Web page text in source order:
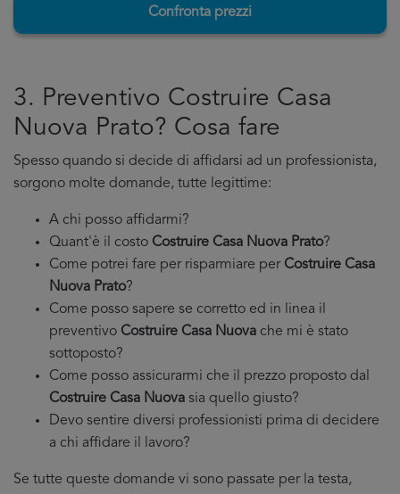
Confronta prezzi
3. Preventivo Costruire Casa
Nuova Prato? Cosa fare
Spesso quando si decide di affidarsi ad un professionista,
sorgono molte domande, tutte legittime:
A chi posso affidarmi?
Quant'è il costo Costruire Casa Nuova Prato?
Come potrei fare per risparmiare per Costruire Casa
Nuova Prato?
Come posso sapere se corretto ed in linea il
preventivo Costruire Casa Nuova che mi è stato
sottoposto?
Come posso assicurarmi che il prezzo proposto dal
Costruire Casa Nuova sia quello giusto?
Devo sentire diversi professionisti prima di decidere
a chi affidare il lavoro?
Se tutte queste domande vi sono passate per la testa,